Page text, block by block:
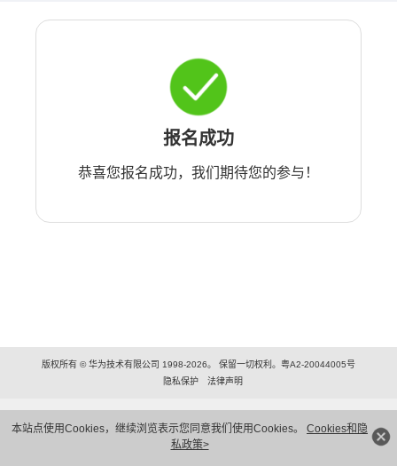
本站点使用Cookies，继续浏览表示您同意我们使用Cookies。 Cookies和隐
私政策>
报名成功
恭喜您报名成功，我们期待您的参与！
版权所有 © 华为技术有限公司 1998-2026。 保留一切权利。粤A2-20044005号
隐私保护
法律声明